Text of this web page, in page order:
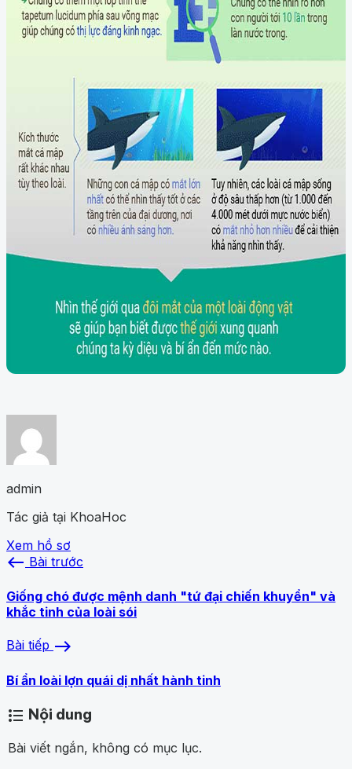
admin
Tác giả tại KhoaHoc
Xem hồ sơ
west Bài trước
Giống chó được mệnh danh "tứ đại chiến khuyển" và
khắc tinh của loài sói
Bài tiếp east
Bí ẩn loài lợn quái dị nhất hành tinh
format_list_bulleted Nội dung
Bài viết ngắn, không có mục lục.